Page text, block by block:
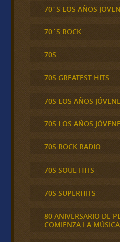
70´S LOS AÑOS
70´S ROCK
70S
70S GREATEST HITS
70S LOS AÑOS
70S LOS AÑOS
70S ROCK RADIO
70S SOUL HITS
70S SUPERHITS
80 ANIVERSARIO DE
COMIENZA LA